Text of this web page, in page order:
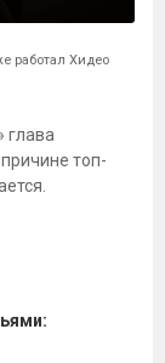
работал Хидео
глава
топ-